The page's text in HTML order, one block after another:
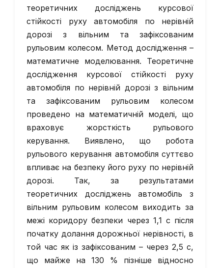
теоретичних досліджень курсової
стійкості руху автомобіля по нерівній
дорозі з вільним та зафіксованим
рульовим колесом. Метод дослідження –
математичне моделювання. Теоретичне
дослідження курсової стійкості руху
автомобіля по нерівній дорозі з вільним
та зафіксованим рульовим колесом
проведено на математичній моделі, що
враховує жорсткість рульового
керування. Виявлено, що робота
рульового керування автомобіля суттєво
впливає на безпеку його руху по нерівній
дорозі. Так, за результатами
теоретичних досліджень автомобіль з
вільним рульовим колесом виходить за
межі коридору безпеки через 1,1 с після
початку долання дорожньої нерівності, в
той час як із зафіксованим – через 2,5 с,
що майже на 130 % пізніше відносно